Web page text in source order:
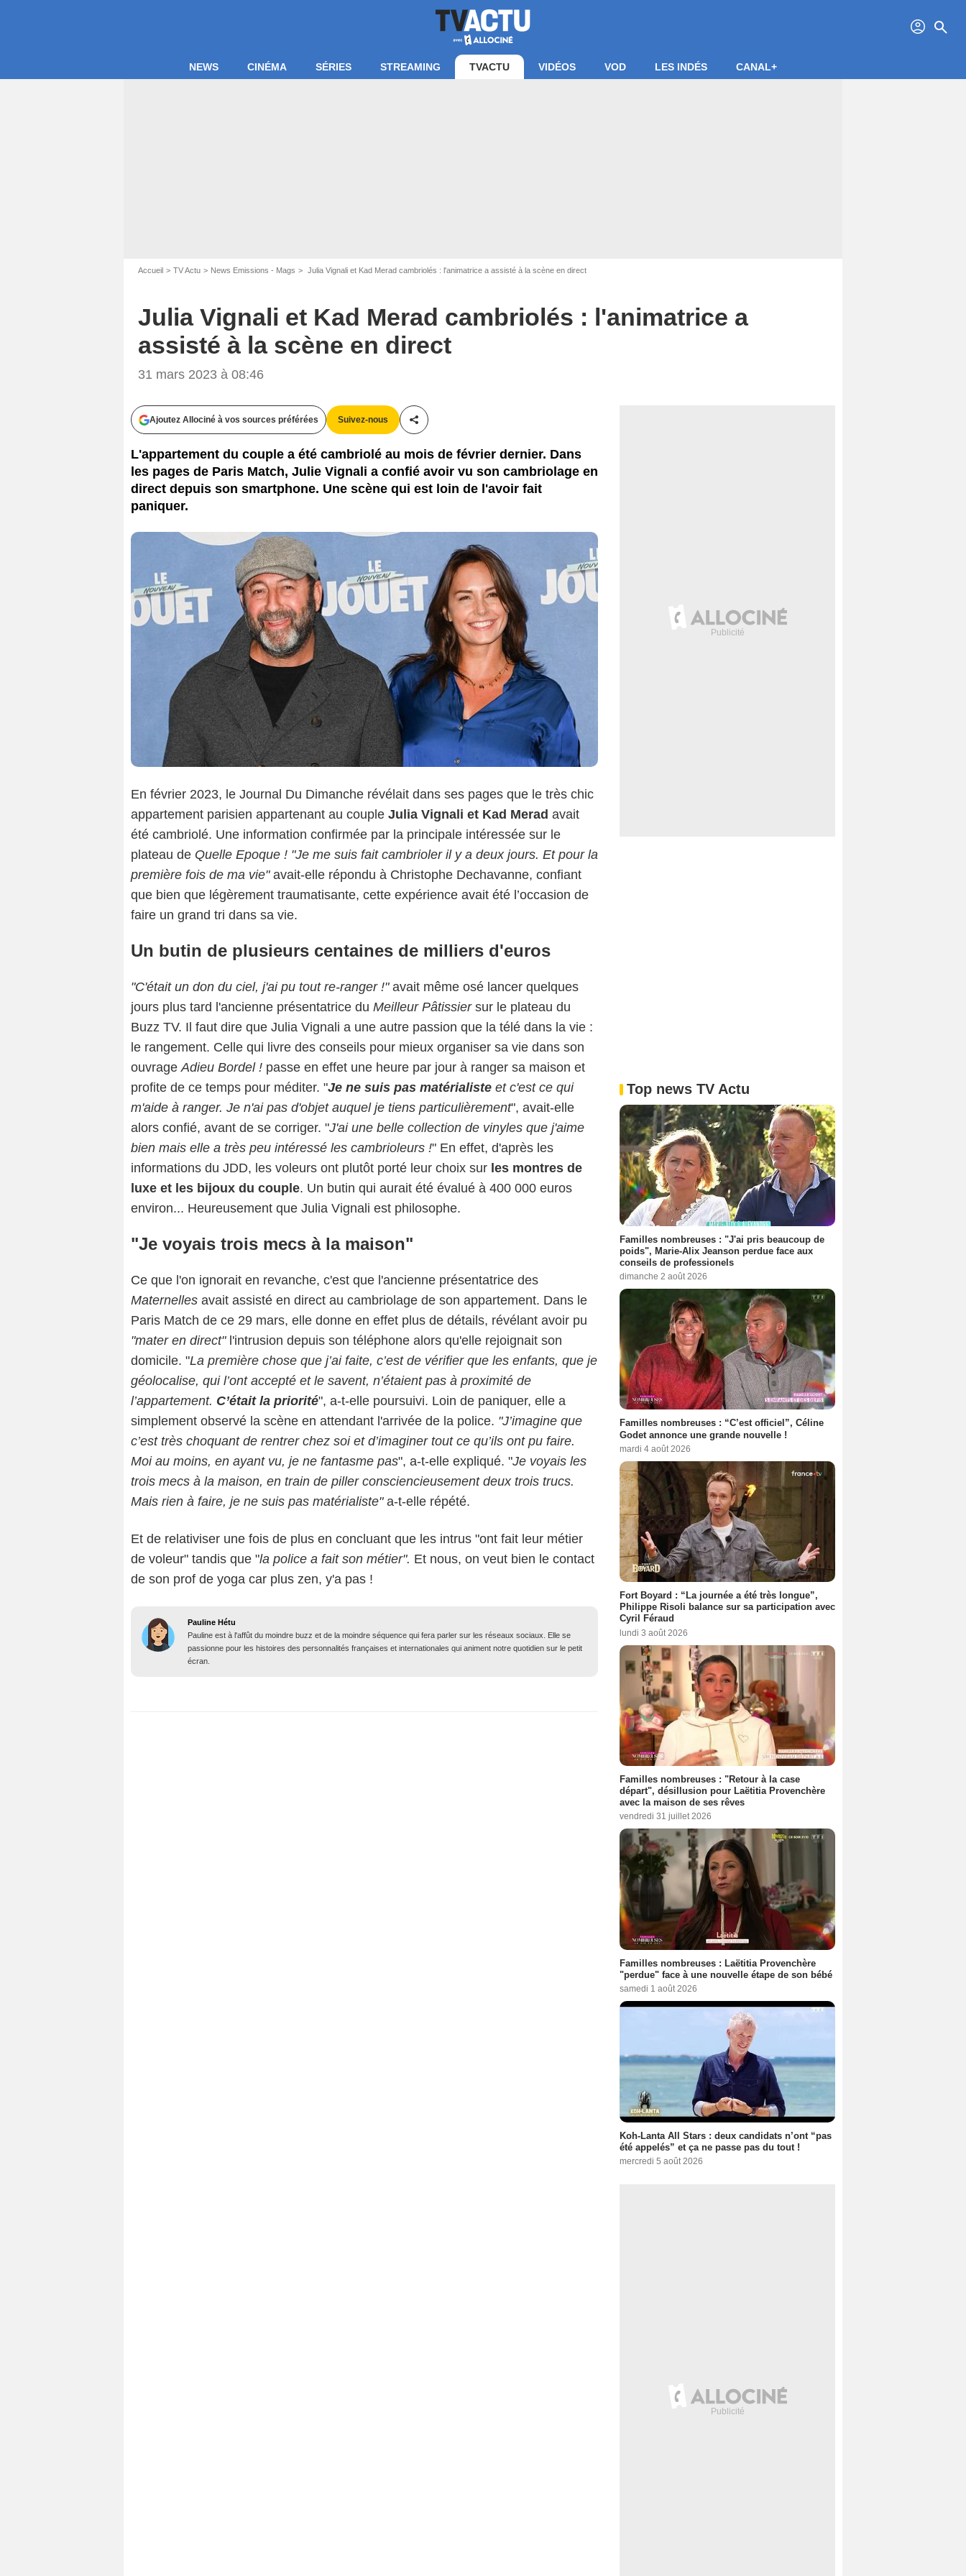
profil search
NEWS CINÉMA SÉRIES STREAMING TVACTU VIDÉOS VOD LES INDÉS CANAL+
Accueil TV Actu News Emissions - Mags Julia Vignali et Kad Merad cambriolés : l'animatrice a assisté à la scène en direct
Julia Vignali et Kad Merad cambriolés : l'animatrice a
assisté à la scène en direct
31 mars 2023 à 08:46
Ajoutez Allociné à vos sources préférées Suivez-nous
Partager cet article
L'appartement du couple a été cambriolé au mois de février dernier. Dans
les pages de Paris Match, Julie Vignali a confié avoir vu son cambriolage en
direct depuis son smartphone. Une scène qui est loin de l'avoir fait
paniquer.
En février 2023, le Journal Du Dimanche révélait dans ses pages que le très chic
appartement parisien appartenant au couple Julia Vignali et Kad Merad avait
été cambriolé. Une information confirmée par la principale intéressée sur le
plateau de Quelle Epoque ! "Je me suis fait cambrioler il y a deux jours. Et pour la
première fois de ma vie"avait-elle répondu à Christophe Dechavanne, confiant
que bien que légèrement traumatisante, cette expérience avait été l’occasion de
faire un grand tri dans sa vie.
Un butin de plusieurs centaines de milliers d'euros
"C'était un don du ciel, j'ai pu tout re-ranger !"avait même osé lancer quelques
jours plus tard l'ancienne présentatrice du Meilleur Pâtissiersur le plateau du
Buzz TV. Il faut dire que Julia Vignali a une autre passion que la télé dans la vie :
le rangement. Celle qui livre des conseils pour mieux organiser sa vie dans son
ouvrage Adieu Bordel ! passe en effet une heure par jour à ranger sa maison et
profite de ce temps pour méditer. "Je ne suis pas matérialiste et c'est ce qui
m'aide à ranger. Je n'ai pas d'objet auquel je tiens particulièrement", avait-elle
alors confié, avant de se corriger. "J'ai une belle collection de vinyles que j'aime
bien mais elle a très peu intéressé les cambrioleurs !" En effet, d'après les
informations du JDD, les voleurs ont plutôt porté leur choix sur les montres de
luxe et les bijoux du couple. Un butin qui aurait été évalué à 400 000 euros
environ... Heureusement que Julia Vignali est philosophe.
"Je voyais trois mecs à la maison"
Ce que l'on ignorait en revanche, c'est que l'ancienne présentatrice des
Maternelles avait assisté en direct au cambriolage de son appartement. Dans le
Paris Match de ce 29 mars, elle donne en effet plus de détails, révélant avoir pu
"mater en direct" l'intrusion depuis son téléphone alors qu'elle rejoignait son
domicile. "La première chose que j’ai faite, c’est de vérifier que les enfants, que je
géolocalise, qui l’ont accepté et le savent, n’étaient pas à proximité de
l’appartement. C’était la priorité", a-t-elle poursuivi. Loin de paniquer, elle a
simplement observé la scène en attendant l'arrivée de la police. "J’imagine que
c’est très choquant de rentrer chez soi et d’imaginer tout ce qu’ils ont pu faire.
Moi au moins, en ayant vu, je ne fantasme pas", a-t-elle expliqué. "Je voyais les
trois mecs à la maison, en train de piller consciencieusement deux trois trucs.
Mais rien à faire, je ne suis pas matérialiste"a-t-elle répété.
Et de relativiser une fois de plus en concluant que les intrus "ont fait leur métier
de voleur" tandis que "la police a fait son métier". Et nous, on veut bien le contact
de son prof de yoga car plus zen, y'a pas !
Pauline Hétu
Pauline est à l'affût du moindre buzz et de la moindre séquence qui fera parler sur les réseaux sociaux. Elle se
passionne pour les histoires des personnalités françaises et internationales qui animent notre quotidien sur le petit
écran.
Top news TV Actu
Familles nombreuses : "J'ai pris beaucoup de
poids", Marie-Alix Jeanson perdue face aux
conseils de professionels
dimanche 2 août 2026
Familles nombreuses : “C’est officiel”, Céline
Godet annonce une grande nouvelle !
mardi 4 août 2026
Fort Boyard : “La journée a été très longue”,
Philippe Risoli balance sur sa participation avec
Cyril Féraud
lundi 3 août 2026
Familles nombreuses : "Retour à la case
départ", désillusion pour Laëtitia Provenchère
avec la maison de ses rêves
vendredi 31 juillet 2026
Familles nombreuses : Laëtitia Provenchère
"perdue" face à une nouvelle étape de son bébé
samedi 1 août 2026
Koh-Lanta All Stars : deux candidats n’ont “pas
été appelés” et ça ne passe pas du tout !
mercredi 5 août 2026